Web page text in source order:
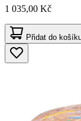
1 035,00 Kč
Přidat do